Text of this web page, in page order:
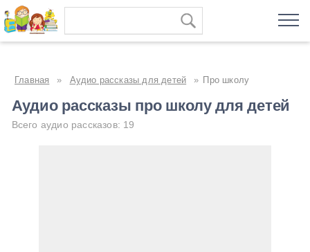
Главная » Аудио рассказы для детей » Про школу
Аудио рассказы про школу для детей
Всего аудио рассказов: 19